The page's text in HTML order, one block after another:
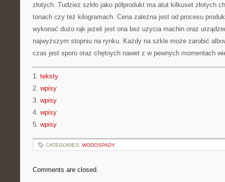
złotych. Tudzież szkło jako półprodukt ma atut kilkuset złotych
tonach czy też kilogramach. Cena zależna jest od procesu
wykonać dużo rąk jeżeli jest ona bez użycia machin oraz
najwyższym stopniu na rynku. Każdy na szkle może zarobić
czas jest sporo oraz chętnych nawet z w pewnych momentach
1. teksty
2. wpisy
3. wpisy
4. wpisy
5. wpisy
CATEGORIES: WODOSPADY
Comments are closed.